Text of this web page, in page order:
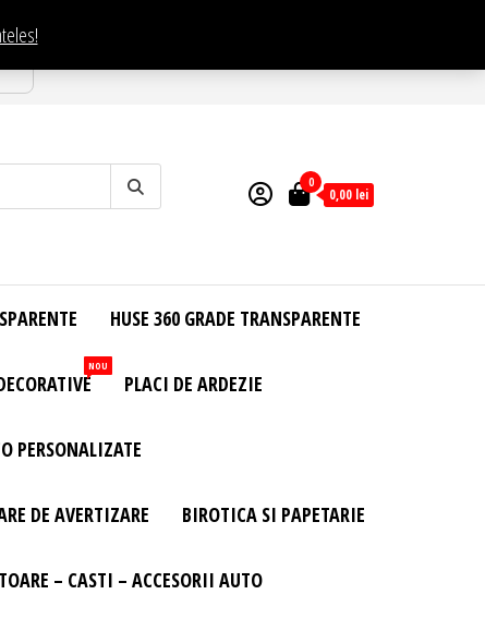
0
0,00 lei
HUSE 360 GRADE TRANSPARENTE
NOU
PLACI DE ARDEZIE
PERSONALIZATE
DE AVERTIZARE BIROTICA SI PAPETARIE
– CASTI – ACCESORII AUTO